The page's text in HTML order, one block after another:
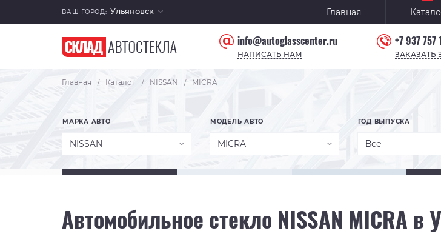
ВАШ ГОРОД: Ульяновск Главная
info@autoglasscenter.ru
НАПИСАТЬ НАМ
+7 937 757
ЗАКАЗАТЬ
Главная / Каталог / NISSAN / MICRA
МАРКА АВТО
NISSAN
МОДЕЛЬ АВТО
MICRA
ГОД ВЫПУСКА
Все
Автомобильное стекло NISSAN MICRA в